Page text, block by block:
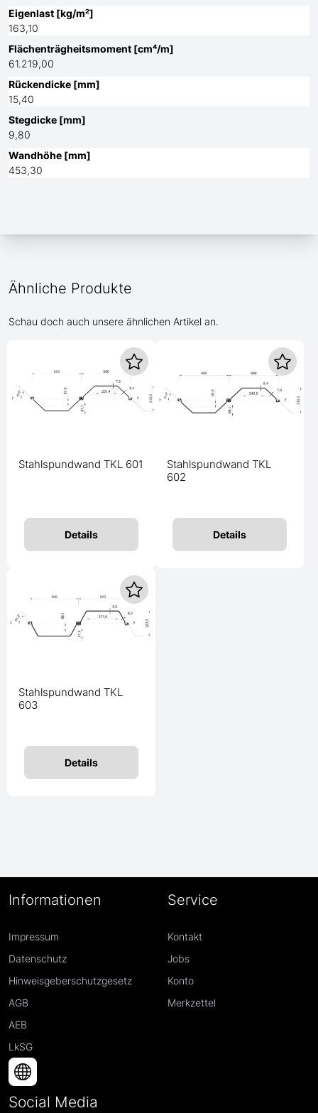
Eigenlast [kg/m²]
163,10
Flächenträgheitsmoment [cm⁴/m]
61.219,00
Rückendicke [mm]
15,40
Stegdicke [mm]
9,80
Wandhöhe [mm]
453,30
Ähnliche Produkte
Schau doch auch unsere ähnlichen Artikel an.
Stahlspundwand TKL 601
Details
Stahlspundwand TKL
602
Details
Stahlspundwand TKL
603
Details
Informationen
Impressum
Datenschutz
Hinweisgeberschutzgesetz
AGB
AEB
LkSG
Service
Kontakt
Jobs
Konto
Merkzettel
Social Media